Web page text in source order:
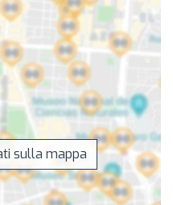
sulla mappa